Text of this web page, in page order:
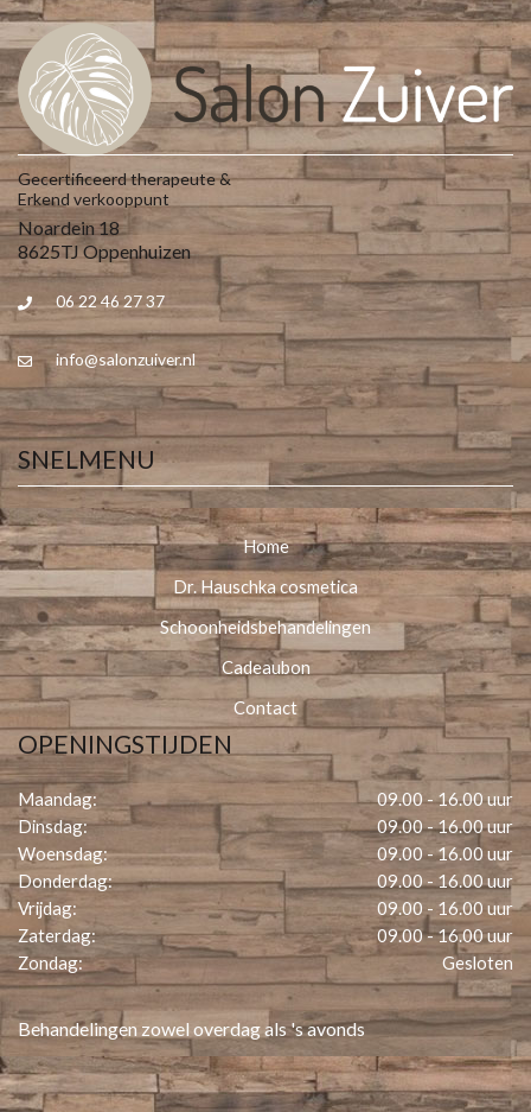
Gecertificeerd therapeute &
Erkend verkooppunt
Noardein 18
8625TJ Oppenhuizen
06 22 46 27 37
info@salonzuiver.nl
SNELMENU
Home
Dr. Hauschka cosmetica
Schoonheidsbehandelingen
Cadeaubon
Contact
OPENINGSTIJDEN
Maandag:
Dinsdag:
Woensdag:
Donderdag:
Vrijdag:
Zaterdag:
Zondag:
09.00 - 16.00 uur
09.00 - 16.00 uur
09.00 - 16.00 uur
09.00 - 16.00 uur
09.00 - 16.00 uur
09.00 - 16.00 uur
Gesloten
Behandelingen zowel overdag als 's avonds